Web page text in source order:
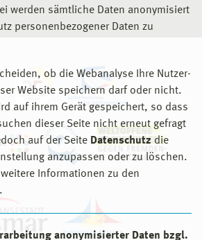
werden sämtliche Daten anonymisiert
personenbezogener Daten zu
ob die Webanalyse Ihre Nutzer-
Website speichern darf oder nicht.
auf ihrem Gerät gespeichert, so dass
dieser Seite nicht erneut gefragt
auf der Seite Datenschutz die
anzupassen oder zu löschen.
Informationen zu den
anonymisierter Daten bzgl.